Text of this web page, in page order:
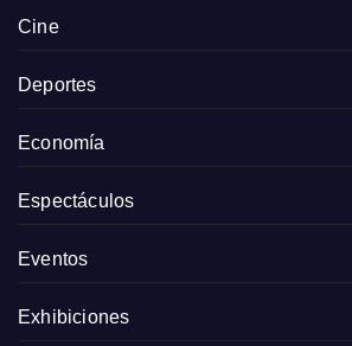
Cine
Deportes
Economía
Espectáculos
Eventos
Exhibiciones